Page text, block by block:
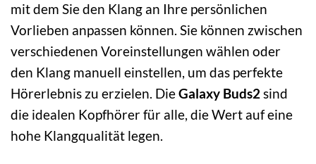
mit dem Sie den Klang an Ihre persönlichen
Vorlieben anpassen können. Sie können zwischen
verschiedenen Voreinstellungen wählen oder
den Klang manuell einstellen, um das perfekte
Hörerlebnis zu erzielen. DieGalaxy Buds2 sind
die idealen Kopfhörer für alle, die Wert auf eine
hohe Klangqualität legen.